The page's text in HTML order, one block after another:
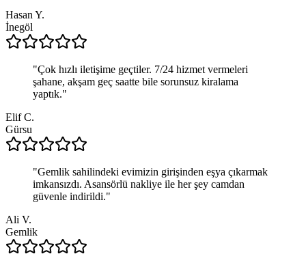
Hasan Y.
İnegöl
"Çok hızlı iletişime geçtiler. 7/24 hizmet vermeleri
şahane, akşam geç saatte bile sorunsuz kiralama
yaptık."
Elif C.
Gürsu
"Gemlik sahilindeki evimizin girişinden eşya çıkarmak
imkansızdı. Asansörlü nakliye ile her şey camdan
güvenle indirildi."
Ali V.
Gemlik